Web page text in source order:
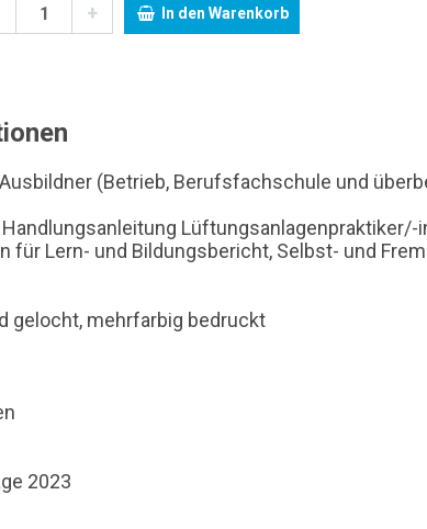
+ In den Warenkorb
(Betrieb, Berufsfachschule und
Handlungsanleitung
für Lern- und Bildungsbericht, Selbst- und
gelocht, mehrfarbig bedruckt
2023